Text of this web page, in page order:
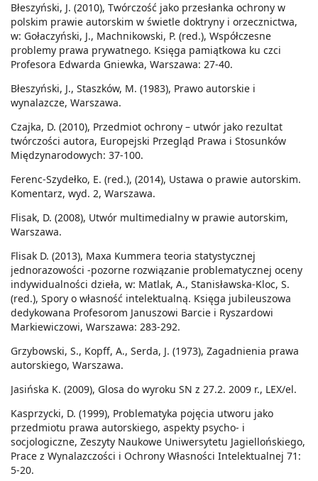
Błeszyński, J. (2010), Twórczość jako przesłanka ochrony w
polskim prawie autorskim w świetle doktryny i orzecznictwa,
w: Gołaczyński, J., Machnikowski, P. (red.), Współczesne
problemy prawa prywatnego. Księga pamiątkowa ku czci
Profesora Edwarda Gniewka, Warszawa: 27-40.
Błeszyński, J., Staszków, M. (1983), Prawo autorskie i
wynalazcze, Warszawa.
Czajka, D. (2010), Przedmiot ochrony – utwór jako rezultat
twórczości autora, Europejski Przegląd Prawa i Stosunków
Międzynarodowych: 37-100.
Ferenc-Szydełko, E. (red.), (2014), Ustawa o prawie autorskim.
Komentarz, wyd. 2, Warszawa.
Flisak, D. (2008), Utwór multimedialny w prawie autorskim,
Warszawa.
Flisak D. (2013), Maxa Kummera teoria statystycznej
jednorazowości -pozorne rozwiązanie problematycznej oceny
indywidualności dzieła, w: Matlak, A., Stanisławska-Kloc, S.
(red.), Spory o własność intelektualną. Księga jubileuszowa
dedykowana Profesorom Januszowi Barcie i Ryszardowi
Markiewiczowi, Warszawa: 283-292.
Grzybowski, S., Kopff, A., Serda, J. (1973), Zagadnienia prawa
autorskiego, Warszawa.
Jasińska K. (2009), Glosa do wyroku SN z 27.2. 2009 r., LEX/el.
Kasprzycki, D. (1999), Problematyka pojęcia utworu jako
przedmiotu prawa autorskiego, aspekty psycho- i
socjologiczne, Zeszyty Naukowe Uniwersytetu Jagiellońskiego,
Prace z Wynalazczości i Ochrony Własności Intelektualnej 71:
5-20.